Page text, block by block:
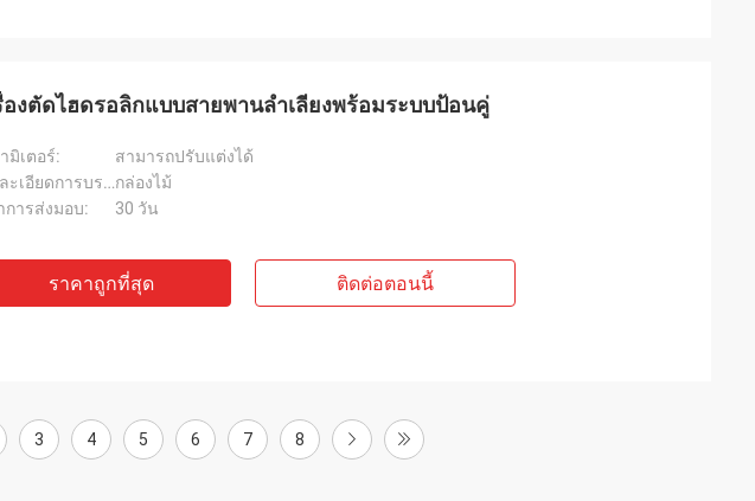
องตัดไฮดรอลิกแบบสายพานลำเลียงพร้อมระบบป้อนคู่
มิเตอร์:
สามารถปรับแต่งได้
รายละเอียดการบรรจุ:กล่องไม้
การส่งมอบ:
30 วัน
ราคาถูกที่สุด ติดต่อตอนนี้
3 4 5 6 7 8